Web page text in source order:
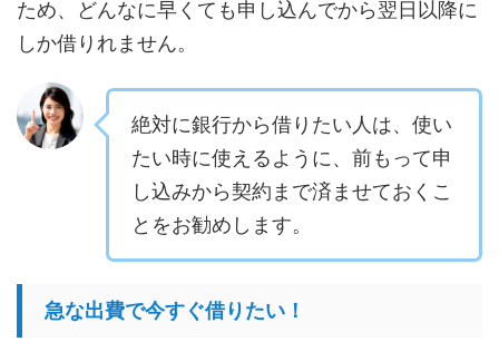
ため、どんなに早くても申し込んでから翌日以降に
しか借りれません。
絶対に銀行から借りたい人は、使い
たい時に使えるように、前もって申
し込みから契約まで済ませておくこ
とをお勧めします。
急な出費で今すぐ借りたい！